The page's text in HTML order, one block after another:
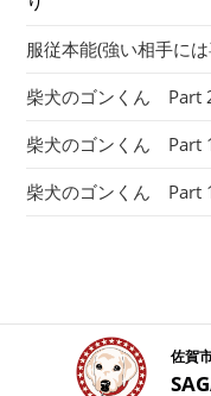
服従本能(強い相手に
柴犬のゴンくん Part
柴犬のゴンくん Part
柴犬のゴンくん Part
佐賀